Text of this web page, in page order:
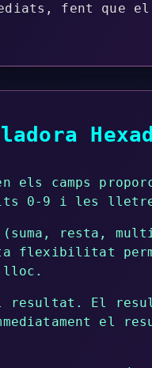
fent que el
els camps
0-9 i les
resta,
flexibilitat
lloc.
El
el